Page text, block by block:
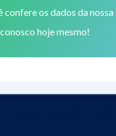
confere os dados da
hoje mesmo!